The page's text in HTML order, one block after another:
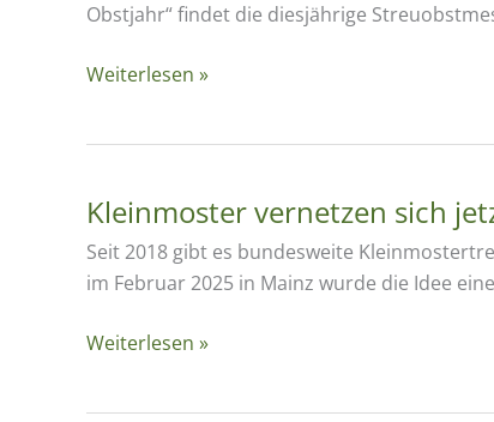
Obstjahr“ findet die diesjährige
Pressemitteilung
Weiterlesen »
Kleinmoster vernetzen sich
Seit 2018 gibt es bundesweite
im Februar 2025 in Mainz wurde die Idee
Kleinmoster
Weiterlesen »